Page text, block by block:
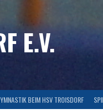
E.V.
BEIM HSV TROISDORF